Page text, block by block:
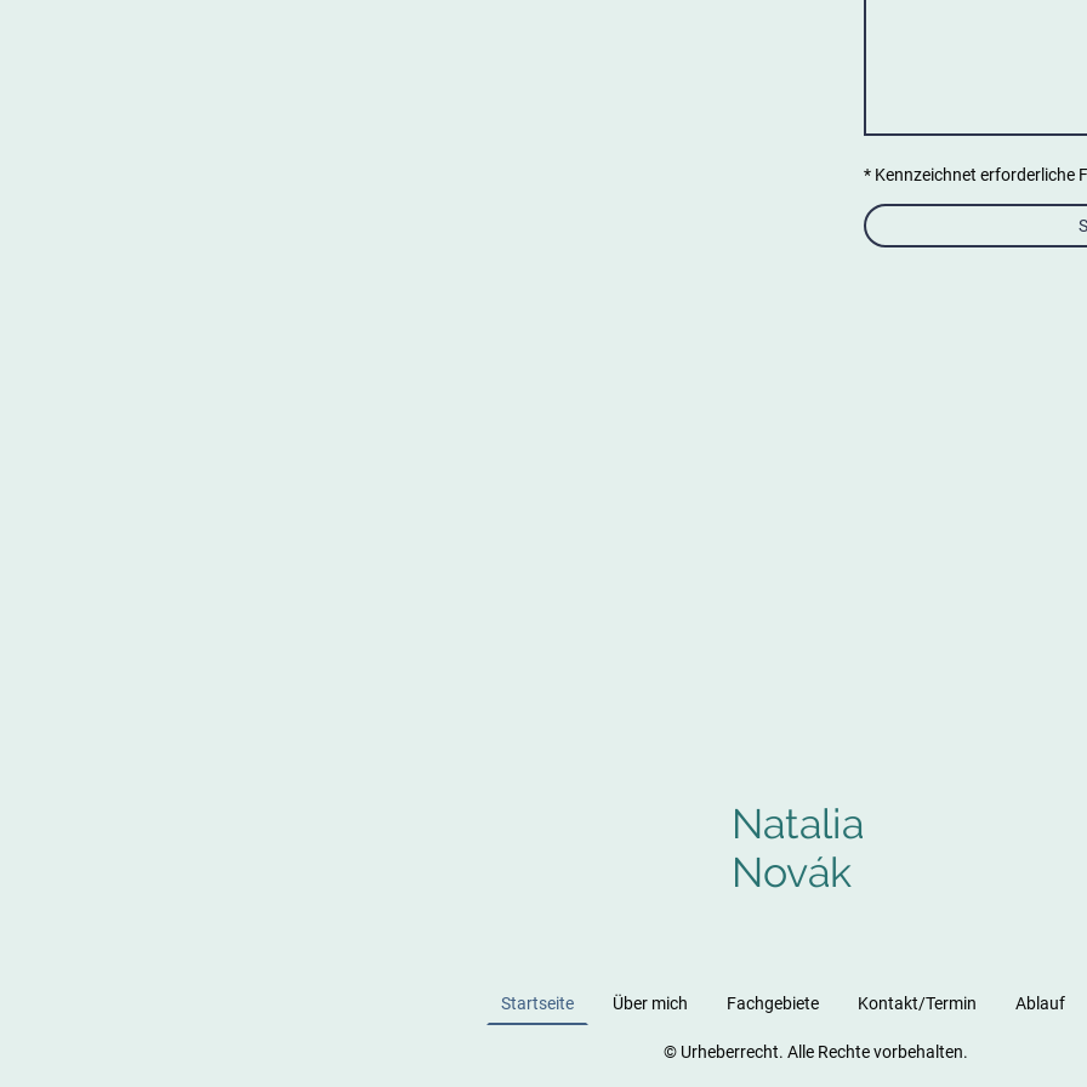
* Kennzeichnet erforderliche
Natalia
Novák
Startseite Über mich Fachgebiete Kontakt/Termin Ablauf
© Urheberrecht. Alle Rechte vorbehalten.